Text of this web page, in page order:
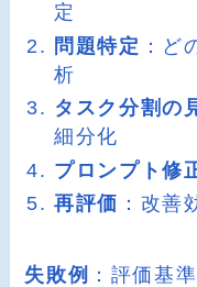
定
問題特定 ：ど
析
タスク分割の
細分化
プロンプト修
再評価 ：改善
失敗例 ：評価基